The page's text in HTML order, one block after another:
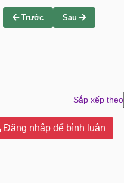
Trước Sau
Sắp xếp theo
Đăng nhập để bình luận